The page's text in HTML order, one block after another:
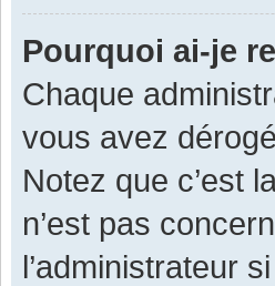
Pourquoi ai-je
Chaque
vous avez
Notez que c’est
n’est pas
l’administrateur